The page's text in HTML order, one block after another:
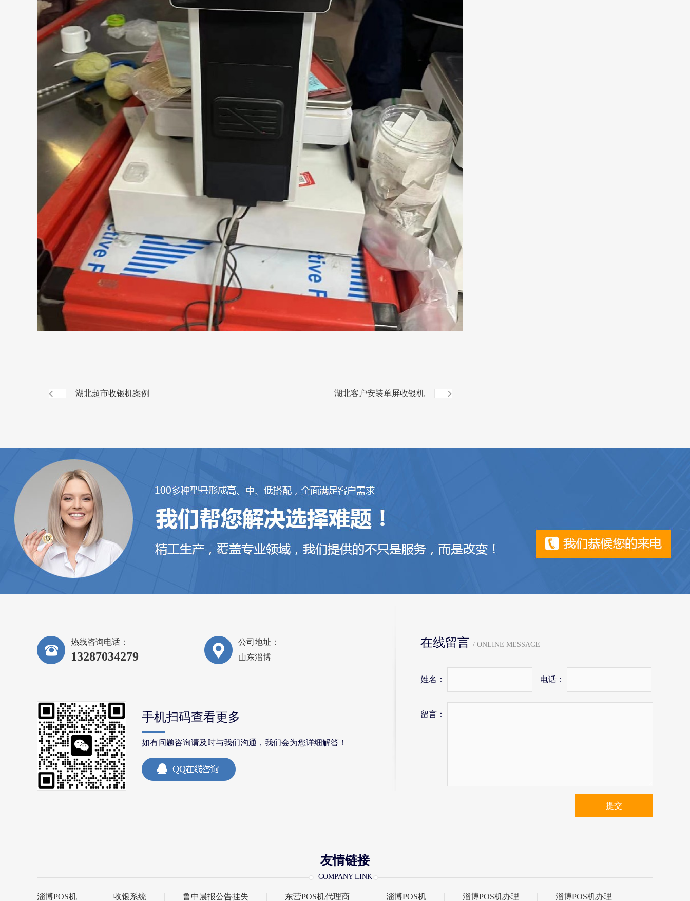
湖北超市收银机案例 湖北客户安装单屏收银机
热线咨询电话：
13287034279
公司地址：
山东淄博
手机扫码查看更多
如有问题咨询请及时与我们沟通，我们会为您详细解答！
在线留言 / ONLINE MESSAGE
姓名： 电话：
留言：
提交
友情链接
COMPANY LINK
淄博POS机 收银系统 鲁中晨报公告挂失 东营POS机代理商 淄博POS机 淄博POS机办理 淄博POS机办理